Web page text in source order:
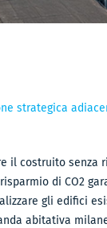
strategica
il costruito senza
di CO2
gli edifici
abitativa